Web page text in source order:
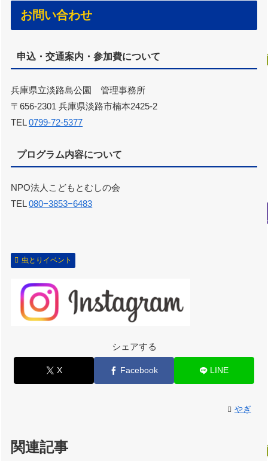
お問い合わせ
申込・交通案内・参加費について
兵庫県立淡路島公園 管理事務所
〒656-2301 兵庫県淡路市楠本2425-2
TEL0799-72-5377
プログラム内容について
NPO法人こどもとむしの会
TEL080−3853−6483
虫とりイベント
シェアする
X Facebook LINE
やぎ
関連記事